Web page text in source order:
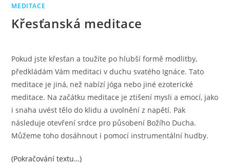
MEDITACE
Křesťanská meditace
Pokud jste křesťan a toužíte po hlubší formě modlitby,
předkládám Vám meditaci v duchu svatého Ignáce. Tato
meditace je jiná, než nabízí jóga nebo jiné ezoterické
meditace. Na začátku meditace je ztišení mysli a emocí, jako
i snaha uvést tělo do klidu a uvolnění z napětí. Pak
následuje otevření srdce pro působení Božího Ducha.
Můžeme toho dosáhnout i pomocí instrumentální hudby.
(Pokračování textu…)